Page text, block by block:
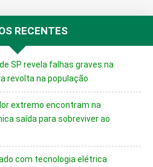
RECENTES
SP revela falhas graves na
revolta na população
extremo encontram na
saída para sobreviver ao
com tecnologia elétrica